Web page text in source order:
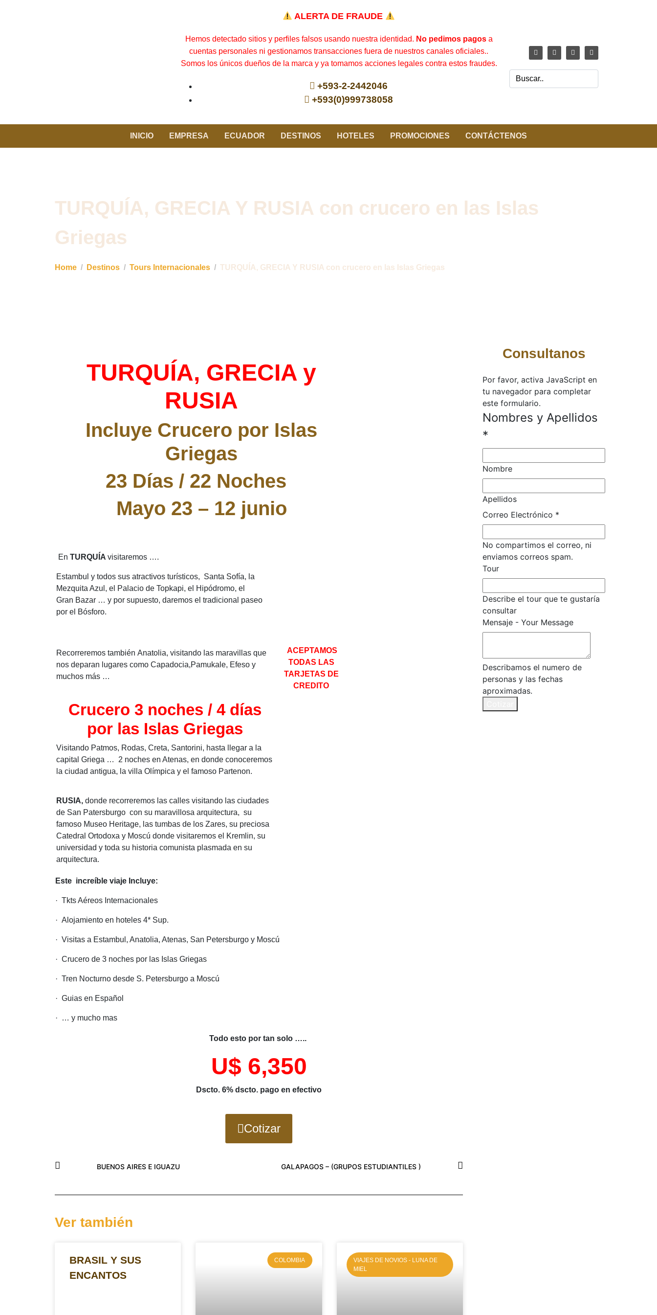
ALERTA DE FRAUDE
Hemos detectado sitios y perfiles falsos usando nuestra identidad. No pedimos pagosa
cuentas personales ni gestionamos transacciones fuera de nuestros canales oficiales..
Somos los únicos dueños de la marca y ya tomamos acciones legales contra estos fraudes.
+593-2-2442046
+593(0)999738058
INICIO EMPRESA ECUADOR DESTINOS HOTELES PROMOCIONES CONTÁCTENOS
TURQUÍA, GRECIA Y RUSIA con crucero en las Islas
Griegas
Home Destinos Tours Internacionales TURQUÍA, GRECIA Y RUSIA con crucero en las Islas Griegas
TURQUÍA, GRECIA y
RUSIA
Incluye Crucero por Islas
Griegas
23 Días / 22 Noches
Mayo 23 – 12 junio
En TURQUÍA visitaremos ….
Estambul y todos sus atractivos turísticos, Santa Sofía, la
Mezquita Azul, el Palacio de Topkapi, el Hipódromo, el
Gran Bazar … y por supuesto, daremos el tradicional paseo
por el Bósforo.
Recorreremos también Anatolia, visitando las maravillas que
nos deparan lugares como Capadocia,Pamukale, Efeso y
muchos más …
Crucero 3 noches / 4 días
por las Islas Griegas
Visitando Patmos, Rodas, Creta, Santorini, hasta llegar a la
capital Griega … 2 noches en Atenas, en donde conoceremos
la ciudad antigua, la villa Olímpica y el famoso Partenon.
RUSIA, donde recorreremos las calles visitando las ciudades
de San Patersburgo con su maravillosa arquitectura, su
famoso Museo Heritage, las tumbas de los Zares, su preciosa
Catedral Ortodoxa y Moscú donde visitaremos el Kremlin, su
universidad y toda su historia comunista plasmada en su
arquitectura.
ACEPTAMOS
TODAS LAS
TARJETAS DE
CREDITO
Este increíble viaje Incluye:
· Tkts Aéreos Internacionales
· Alojamiento en hoteles 4* Sup.
· Visitas a Estambul, Anatolia, Atenas, San Petersburgo y Moscú
· Crucero de 3 noches por las Islas Griegas
· Tren Nocturno desde S. Petersburgo a Moscú
· Guias en Español
· … y mucho mas
Todo esto por tan solo …..
U$ 6,350
Dscto. 6% dscto. pago en efectivo
Cotizar
BUENOS AIRES E IGUAZU GALAPAGOS – (GRUPOS ESTUDIANTILES )
Ver también
BRASIL Y SUS
ENCANTOS
COLOMBIA
VIAJES DE NOVIOS - LUNA DE
MIEL
Consultanos
Por favor, activa JavaScript en
tu navegador para completar
este formulario.
Nombres y Apellidos
*
Nombre
Apellidos
Correo Electrónico *
No compartimos el correo, ni
enviamos correos spam.
Tour
Describe el tour que te gustaría
consultar
Tour
-
Mensaje - Your Message
Describamos el numero de
personas y las fechas
aproximadas.
Planifica tus próximas vacaciones
Por favor, activa JavaScript en tu navegador para completar este formulario.
Nombres y Apellidos
Describamos el numero de personas y las fechas aproximadas.
Cotizar